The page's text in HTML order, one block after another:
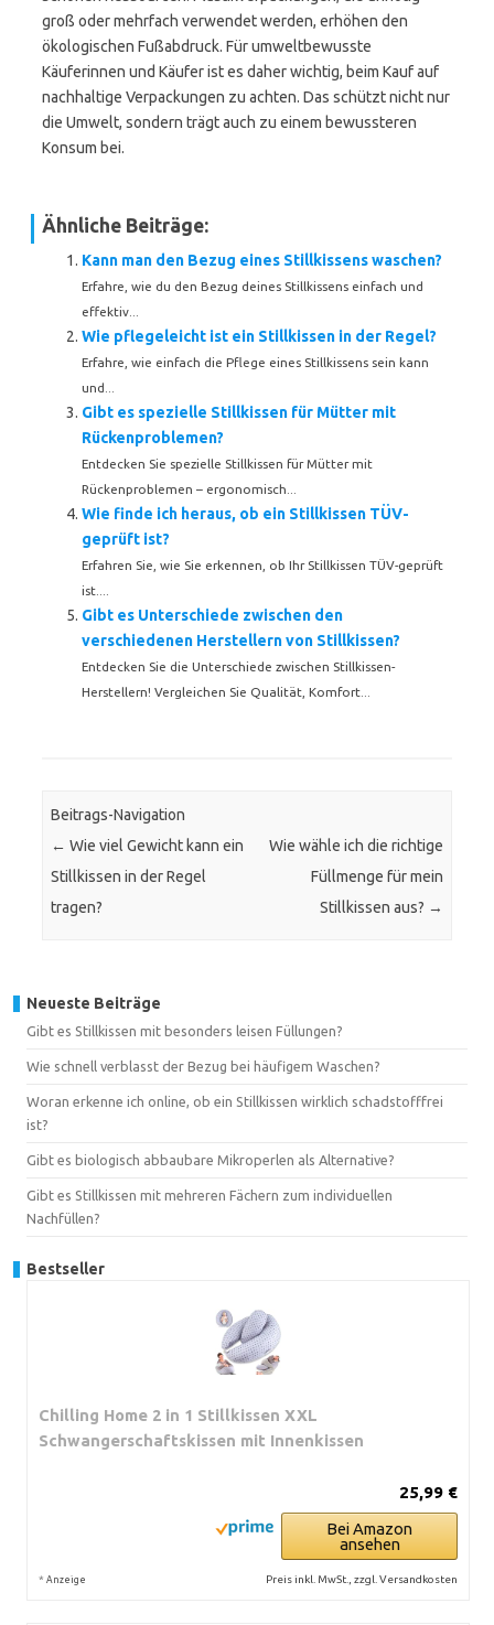
groß oder mehrfach verwendet werden, erhöhen den
ökologischen Fußabdruck. Für umweltbewusste
Käuferinnen und Käufer ist es daher wichtig, beim Kauf auf
nachhaltige Verpackungen zu achten. Das schützt nicht nur
die Umwelt, sondern trägt auch zu einem bewussteren
Konsum bei.
Ähnliche Beiträge:
Kann man den Bezug eines Stillkissens waschen?
Erfahre, wie du den Bezug deines Stillkissens einfach und
effektiv...
Wie pflegeleicht ist ein Stillkissen in der Regel?
Erfahre, wie einfach die Pflege eines Stillkissens sein kann
und...
Gibt es spezielle Stillkissen für Mütter mit
Rückenproblemen?
Entdecken Sie spezielle Stillkissen für Mütter mit
Rückenproblemen – ergonomisch...
Wie finde ich heraus, ob ein Stillkissen TÜV-
geprüft ist?
Erfahren Sie, wie Sie erkennen, ob Ihr Stillkissen TÜV-geprüft
ist....
Gibt es Unterschiede zwischen den
verschiedenen Herstellern von Stillkissen?
Entdecken Sie die Unterschiede zwischen Stillkissen-
Herstellern! Vergleichen Sie Qualität, Komfort...
Beitrags-Navigation
← Wie viel Gewicht kann ein
Stillkissen in der Regel
tragen?
Wie wähle ich die richtige
Füllmenge für mein
Stillkissen aus? →
Neueste Beiträge
Gibt es Stillkissen mit besonders leisen Füllungen?
Wie schnell verblasst der Bezug bei häufigem Waschen?
Woran erkenne ich online, ob ein Stillkissen wirklich schadstofffrei
ist?
Gibt es biologisch abbaubare Mikroperlen als Alternative?
Gibt es Stillkissen mit mehreren Fächern zum individuellen
Nachfüllen?
Bestseller
Chilling Home 2 in 1 Stillkissen XXL
Schwangerschaftskissen mit Innenkissen
25,99 €
Bei Amazon
ansehen
* Anzeige Preis inkl. MwSt., zzgl. Versandkosten